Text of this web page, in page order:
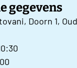
gegevens
Doorn 1,